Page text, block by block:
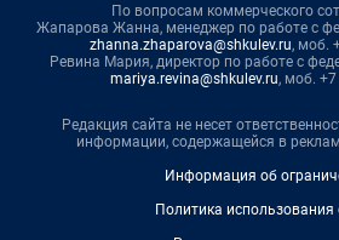
По вопросам коммерческого
Жапарова Жанна, менеджер по работе с
zhanna.zhaparova@shkulev.ru, моб.
Ревина Мария, директор по работе с
mariya.revina@shkulev.ru, моб.
Редакция сайта не несет
информации, содержащейся в
Информация об
Политика использования